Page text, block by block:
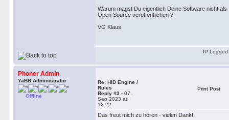
Warum magst Du eigentlich Deine Software nicht als
Open Source veröffentlichen ?
VG Klaus
IP Logged
Phoner Admin
YaBB Administrator
Offline
Re: HID Engine /
Rules
Reply #3 - 07.
Sep 2023 at
12:22
Print Post
Das freut mich zu hören - vielen Dank!